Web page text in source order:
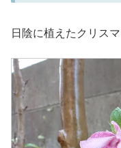
日陰に植えたクリス